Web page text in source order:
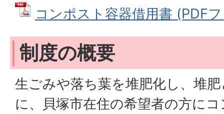
コンポスト容器借用書 (PDF
制度の概要
生ごみや落ち葉を堆肥化し、堆
に、貝塚市在住の希望者の方に